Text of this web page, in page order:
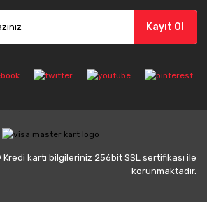
Kayıt Ol
kartı bilgileriniz 256bit SSL sertifikası ile
korunmaktadır.